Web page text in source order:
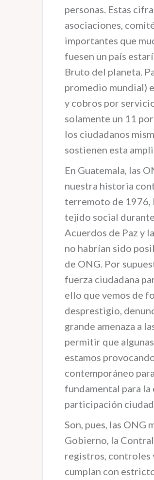
personas. Estas
asociaciones,
importantes que
fuesen un país
Bruto del planeta.
promedio mundial)
y cobros por
solamente un 11
los ciudadanos
sostienen esta
En Guatemala, las
nuestra historia
terremoto de 1976,
tejido social
Acuerdos de Paz y
no habrían sido
de ONG. Por
fuerza ciudadana
ello que vemos de
desprestigio,
grande amenaza a
permitir que
estamos
contemporáneo
fundamental para
participación
Son, pues, las ONG
Gobierno, la
registros, controles
cumplan con